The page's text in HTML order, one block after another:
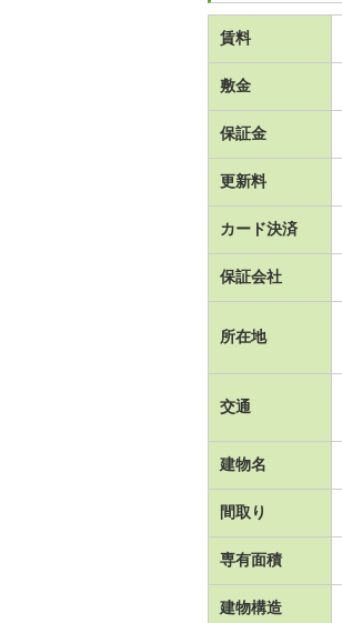
賃料
敷金
保証金
更新料
カード決済
保証会社
所在地
交通
建物名
間取り
専有面積
建物構造